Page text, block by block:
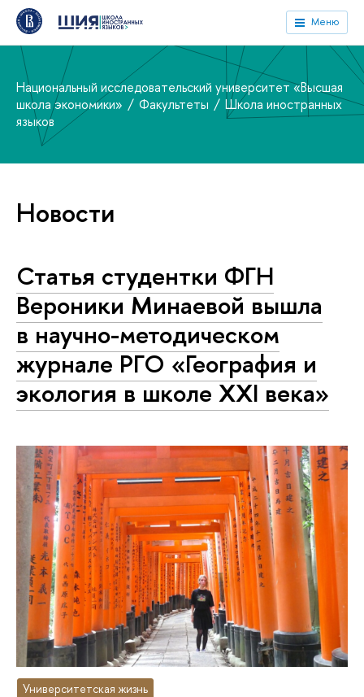
Меню
Национальный исследовательский университет «Высшая
школа экономики»
Факультеты
Школа иностранных
языков
Новости
Статья студентки ФГН
Вероники Минаевой вышла
в научно-методическом
журнале РГО «География и
экология в школе XXI века»
Университетская жизнь